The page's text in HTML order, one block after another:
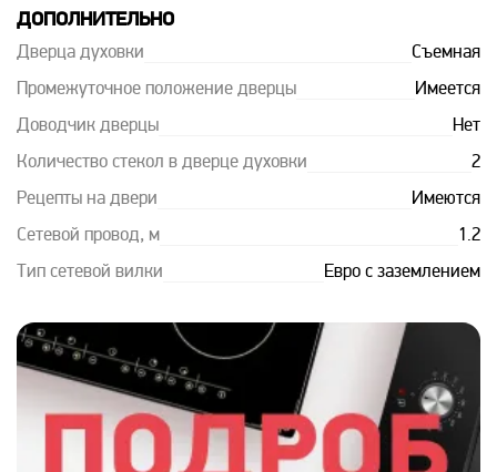
ДОПОЛНИТЕЛЬНО
Дверца духовки Съемная
Промежуточное положение дверцы Имеется
Доводчик дверцы Нет
Количество стекол в дверце духовки 2
Рецепты на двери Имеются
Сетевой провод, м 1.2
Тип сетевой вилки Евро с заземлением